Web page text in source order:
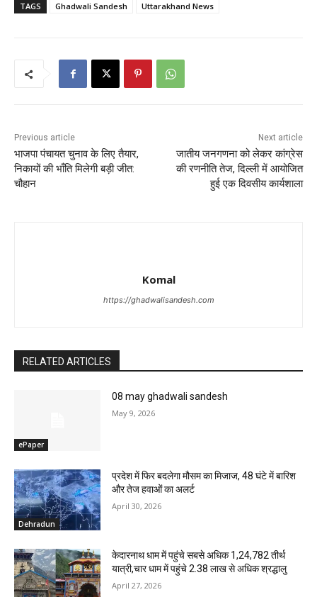
TAGS Ghadwali Sandesh Uttarakhand News
Previous article
भाजपा पंचायत चुनाव के लिए तैयार,
निकायों की भाँति मिलेगी बड़ी जीत:
चौहान
Next article
जातीय जनगणना को लेकर कांग्रेस
की रणनीति तेज, दिल्ली में आयोजित
हुई एक दिवसीय कार्यशाला
Komal
https://ghadwalisandesh.com
RELATED ARTICLES
ePaper
08 may ghadwali sandesh
May 9, 2026
Dehradun
प्रदेश में फिर बदलेगा मौसम का मिजाज, 48 घंटे में बारिश
और तेज हवाओं का अलर्ट
April 30, 2026
केदारनाथ धाम में पहुंचे सबसे अधिक 1,24,782 तीर्थ
यात्री,चार धाम में पहुंचे 2.38 लाख से अधिक श्रद्धालु
April 27, 2026